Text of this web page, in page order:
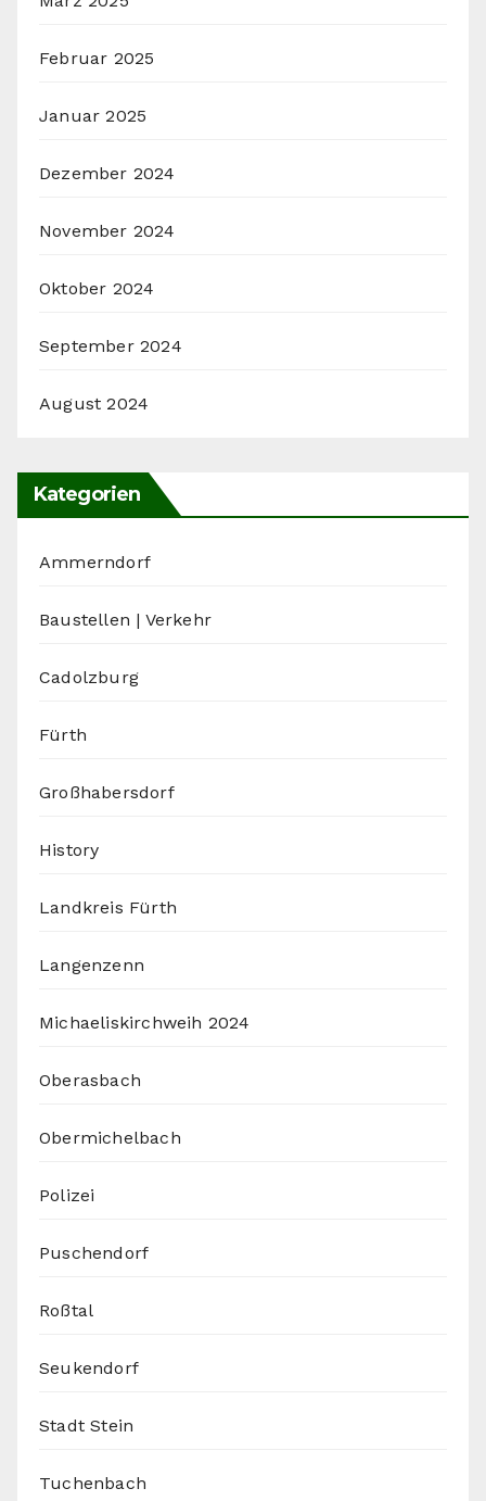
Februar 2025
Januar 2025
Dezember 2024
November 2024
Oktober 2024
September 2024
August 2024
Kategorien
Ammerndorf
Baustellen | Verkehr
Cadolzburg
Fürth
Großhabersdorf
History
Landkreis Fürth
Langenzenn
Michaeliskirchweih 2024
Oberasbach
Obermichelbach
Polizei
Puschendorf
Roßtal
Seukendorf
Stadt Stein
Tuchenbach